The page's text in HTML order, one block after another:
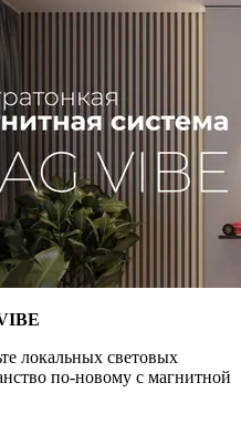
локальных световых
по-новому с магнитной